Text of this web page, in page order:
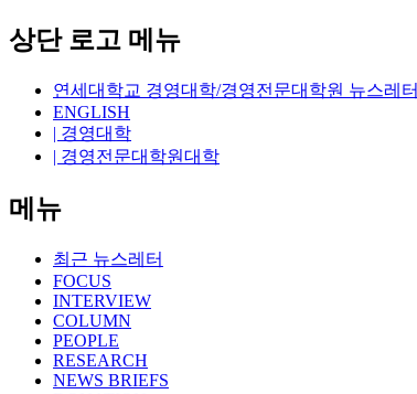
상단 로고 메뉴
연세대학교 경영대학/경영전문대학원 뉴스레터
ENGLISH
| 경영대학
| 경영전문대학원대학
메뉴
최근 뉴스레터
FOCUS
INTERVIEW
COLUMN
PEOPLE
RESEARCH
NEWS BRIEFS